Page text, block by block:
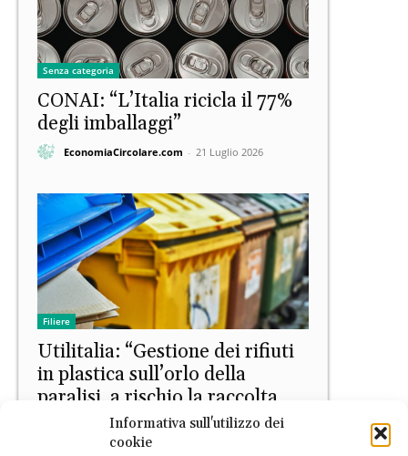
Informativa sull'utilizzo dei
cookie
Senza categoria
CONAI: “L’Italia ricicla il 77%
degli imballaggi”
EconomiaCircolare.com - 21 Luglio 2026
Filiere
Utilitalia: “Gestione dei rifiuti
in plastica sull’orlo della
paralisi, a rischio la raccolta
differenziata”
EconomiaCircolare.com